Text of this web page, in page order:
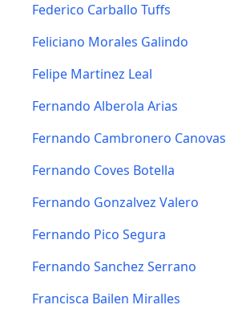
Federico Carballo Tuffs
Feliciano Morales Galindo
Felipe Martinez Leal
Fernando Alberola Arias
Fernando Cambronero Canovas
Fernando Coves Botella
Fernando Gonzalvez Valero
Fernando Pico Segura
Fernando Sanchez Serrano
Francisca Bailen Miralles